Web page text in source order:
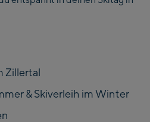
Zillertal
& Skiverleih im Winter